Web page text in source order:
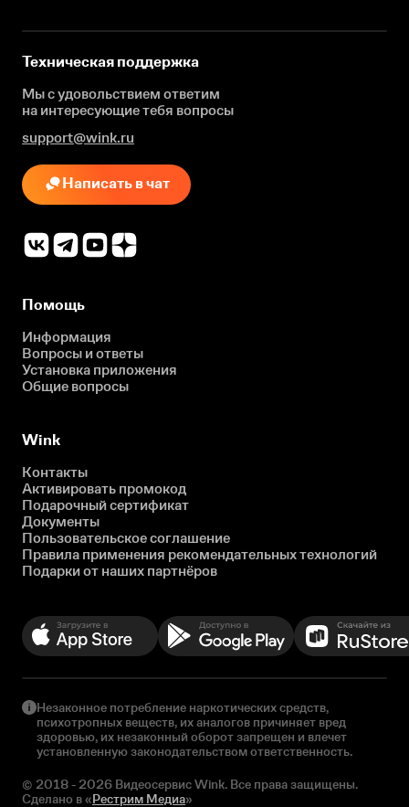
Техническая поддержка
Мы с удовольствием ответим
на интересующиетебя вопросы
support@wink.ru
Написать в чат
Помощь
Информация
Вопросы и ответы
Установка приложения
Общие вопросы
Wink
Контакты
Активировать промокод
Подарочный сертификат
Документы
Пользовательское соглашение
Правила применения рекомендательных технологий
Подарки от наших партнёров
Незаконное потребление наркотических средств,
психотропных веществ, их аналогов причиняет вред
здоровью, их незаконный оборот запрещен и влечет
установленную законодательством ответственность.
© 2018 - 2026 Видеосервис Wink. Все права защищены.
Сделано в «Рестрим Медиа»